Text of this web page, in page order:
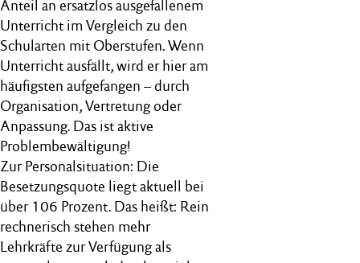
Anteil an ersatzlos ausgefallenem
Unterricht im Vergleich zu den
Schularten mit Oberstufen. Wenn
Unterricht ausfällt, wird er hier am
häufigsten aufgefangen – durch
Organisation, Vertretung oder
Anpassung. Das ist aktive
Problembewältigung!
Zur Personalsituation: Die
Besetzungsquote liegt aktuell bei
über 106 Prozent. Das heißt: Rein
rechnerisch stehen mehr
Lehrkräfte zur Verfügung als